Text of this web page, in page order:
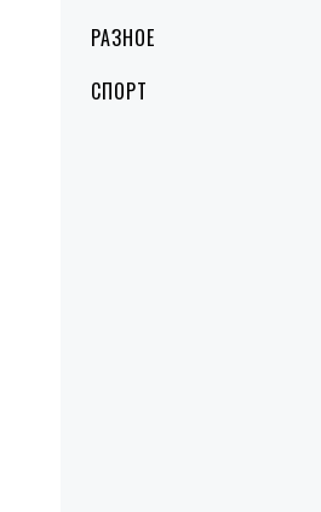
РАЗНОЕ
СПОРТ